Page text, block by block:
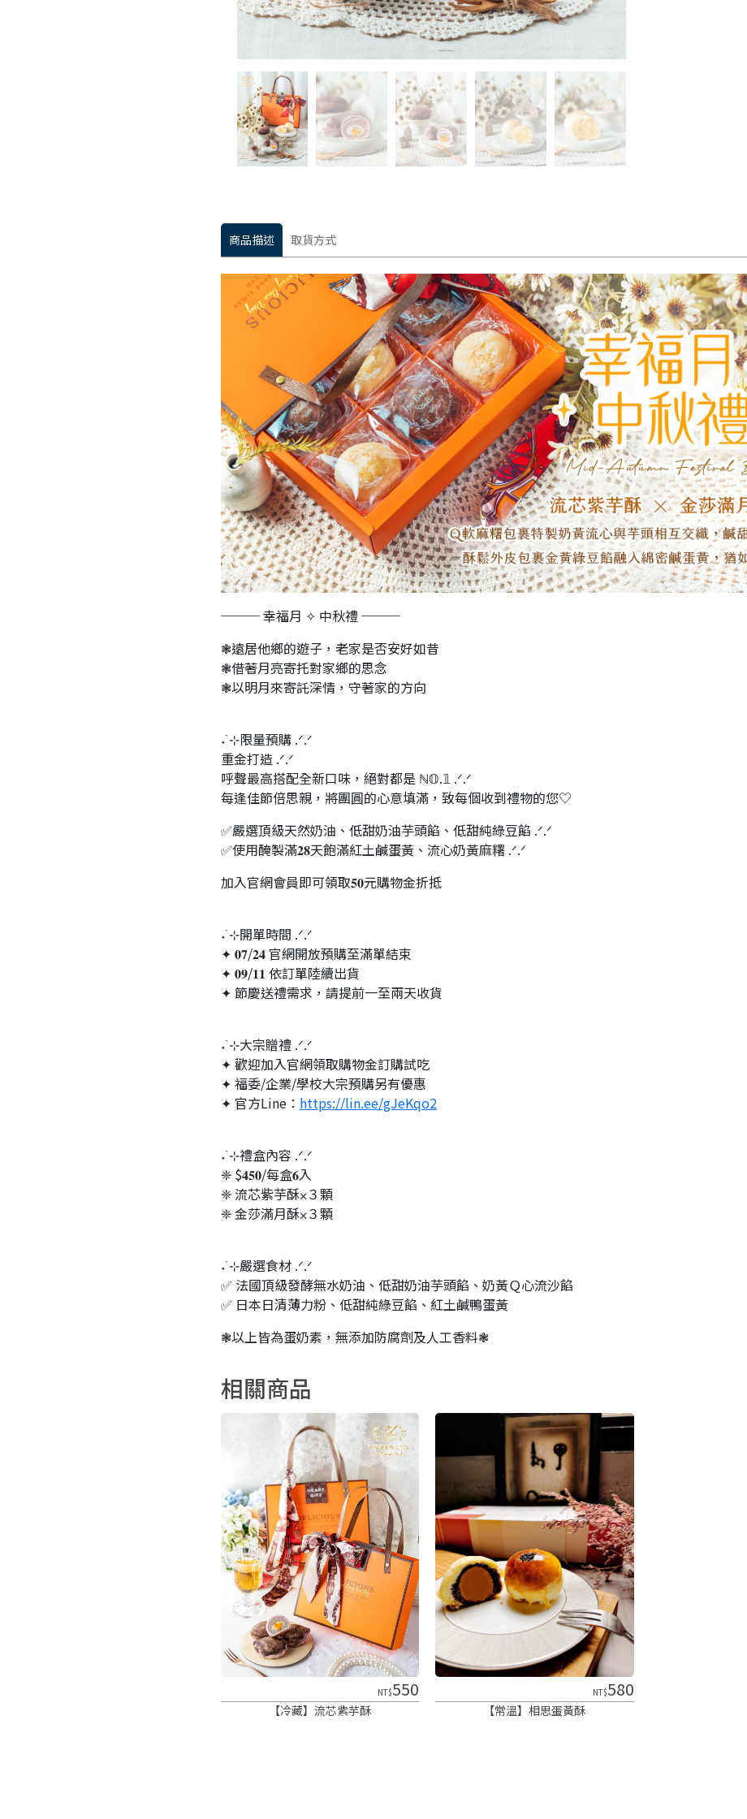
商品描述 取貨方式
─── 幸福月 ✧ 中秋禮 ───
❃遠居他鄉的遊子，老家是否安好如昔
❃借著月亮寄托對家鄉的思念
❃以明月來寄託深情，守著家的方向
˖ ࣪⊹限量預購 .ᐟ.ᐟ
重金打造 .ᐟ.ᐟ
呼聲最高搭配全新口味，絕對都是 ℕ𝕆.𝟙 .ᐟ.ᐟ
每逢佳節倍思親，將團圓的心意填滿，致每個收到禮物的您♡
✅嚴選頂級天然奶油、低甜奶油芋頭餡、低甜純綠豆餡 .ᐟ.ᐟ
✅使用醃製滿𝟐𝟖天飽滿紅土鹹蛋黃、流心奶黃麻糬 .ᐟ.ᐟ
加入官網會員即可領取𝟓𝟎元購物金折抵
˖ ࣪⊹開單時間 .ᐟ.ᐟ
✦ 𝟎𝟕/𝟐𝟒 官網開放預購至滿單結束
✦ 𝟎𝟗/𝟏𝟏 依訂單陸續出貨
✦ 節慶送禮需求，請提前一至兩天收貨
˖ ࣪⊹大宗贈禮 .ᐟ.ᐟ
✦ 歡迎加入官網領取購物金訂購試吃
✦ 福委/企業/學校大宗預購另有優惠
✦ 官方Line： https://lin.ee/gJeKqo2
˖ ࣪⊹禮盒內容 .ᐟ.ᐟ
❈ $𝟒𝟓𝟎/每盒𝟔入
❈ 流芯紫芋酥⨉３顆
❈ 金莎滿月酥⨉３顆
˖ ࣪⊹嚴選食材 .ᐟ.ᐟ
✅ 法國頂級發酵無水奶油、低甜奶油芋頭餡、奶黃Ｑ心流沙餡
✅ 日本日清薄力粉、低甜純綠豆餡、紅土鹹鴨蛋黃
❃以上皆為蛋奶素，無添加防腐劑及人工香料❃
相關商品
NT$550
【冷藏】流芯紫芋酥
NT$580
【常溫】相思蛋黃酥